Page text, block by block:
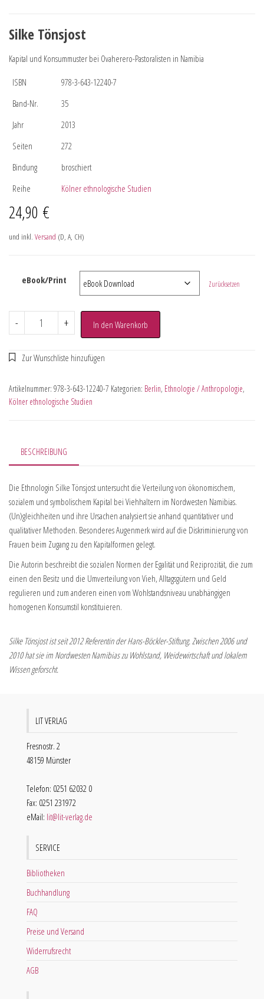
Silke Tönsjost
Kapital und Konsummuster bei Ovaherero-Pastoralisten in Namibia
ISBN
978-3-643-12240-7
Band-Nr.
35
Jahr
2013
Seiten
272
Bindung
broschiert
Reihe
Kölner ethnologische Studien
24,90 €
und inkl. Versand (D, A, CH)
eBook/Print Zurücksetzen
- + In den Warenkorb
Artikelnummer: 978-3-643-12240-7 Kategorien: Berlin, Ethnologie / Anthropologie,
Kölner ethnologische Studien
BESCHREIBUNG
Die Ethnologin Silke Tönsjost untersucht die Verteilung von ökonomischem,
sozialem und symbolischem Kapital bei Viehhaltern im Nordwesten Namibias.
(Un)gleichheiten und ihre Ursachen analysiert sie anhand quantitativer und
qualitativer Methoden. Besonderes Augenmerk wird auf die Diskriminierung von
Frauen beim Zugang zu den Kapitalformen gelegt.
Die Autorin beschreibt die sozialen Normen der Egalität und Reziprozität, die zum
einen den Besitz und die Umverteilung von Vieh, Alltagsgütern und Geld
regulieren und zum anderen einen vom Wohlstandsniveau unabhängigen
homogenen Konsumstil konstituieren.
Silke Tönsjost ist seit 2012 Referentin der Hans-Böckler-Stiftung. Zwischen 2006 und
2010 hat sie im Nordwesten Namibias zu Wohlstand, Weidewirtschaft und lokalem
Wissen geforscht.
LIT VERLAG
Fresnostr. 2
48159 Münster
Telefon: 0251 62032 0
Fax: 0251 231972
eMail: lit@lit-verlag.de
SERVICE
Bibliotheken
Buchhandlung
FAQ
Preise und Versand
Widerrufsrecht
AGB